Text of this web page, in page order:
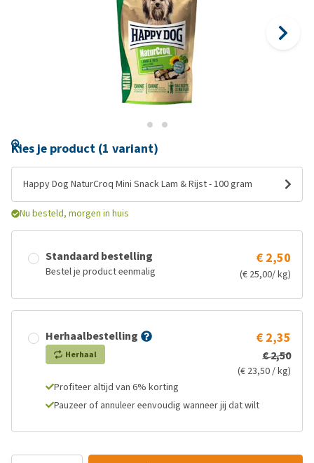
Kies je product (1 variant)
Happy Dog NaturCroq Mini Snack Lam & Rijst - 100 gram
Nu besteld, morgen in huis
Standaard bestelling
Bestel je product eenmalig
€ 2,50
(€ 25,00/ kg)
Herhaalbestelling
Herhaal
€ 2,35
€ 2,50
(€ 23,50 / kg)
Profiteer altijd van 6% korting
Pauzeer of annuleer eenvoudig wanneer jij dat wilt